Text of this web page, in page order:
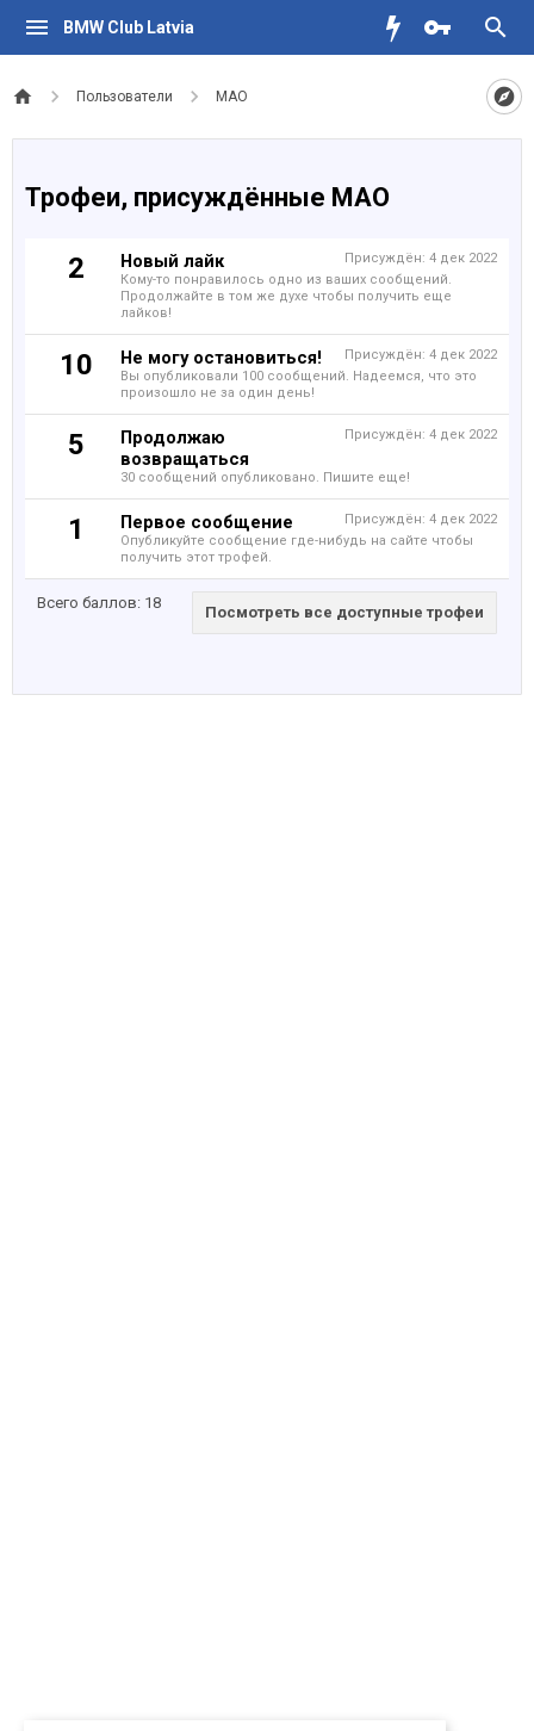
BMW Club Latvia
Пользователи MAO
Трофеи, присуждённые MAO
2 Присуждён: 4 дек 2022
Новый лайк
Кому-то понравилось одно из ваших сообщений.
Продолжайте в том же духе чтобы получить еще
лайков!
10 Присуждён: 4 дек 2022
Не могу остановиться!
Вы опубликовали 100 сообщений. Надеемся, что это
произошло не за один день!
5 Присуждён: 4 дек 2022
Продолжаю
возвращаться
30 сообщений опубликовано. Пишите еще!
1 Присуждён: 4 дек 2022
Первое сообщение
Опубликуйте сообщение где-нибудь на сайте чтобы
получить этот трофей.
Всего баллов: 18
Посмотреть все доступные трофеи